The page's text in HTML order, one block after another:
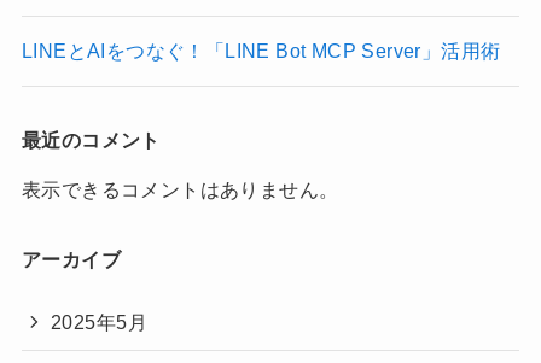
LINEとAIをつなぐ！「LINE Bot MCP Server」活用術
最近のコメント
表示できるコメントはありません。
アーカイブ
2025年5月